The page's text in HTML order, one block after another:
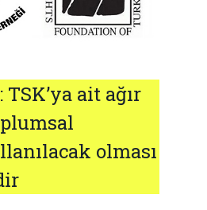
ait ağır
olması